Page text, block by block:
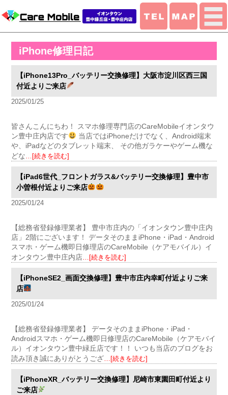
iPhone修理日記
【iPhone13Pro_バッテリー交換修理】大阪市淀川区西三国
付近よりご来店
2025/01/25
皆さんこんにちわ！ スマホ修理専門店のCareMobileイオンタウ
ン豊中庄内店です
当店ではiPhoneだけでなく、Android端末
や、iPadなどのタブレット端末、 その他ガラケーやゲーム機な
どな…[続きを読む]
【iPad6世代_フロントガラス&バッテリー交換修理】豊中市
小曽根付近よりご来店
2025/01/24
【総務省登録修理業者】 豊中市庄内の「イオンタウン豊中庄内
店」2階にございます！ データそのままiPhone・iPad・Android
スマホ・ゲーム機即日修理店のCareMobile（ケアモバイル）イ
オンタウン豊中庄内店…[続きを読む]
【iPhoneSE2_画面交換修理】豊中市庄内幸町付近よりご来
店
2025/01/24
【総務省登録修理業者】 データそのままiPhone・iPad・
Androidスマホ・ゲーム機即日修理店のCareMobile（ケアモバイ
ル）イオンタウン豊中緑丘店です！！ いつも当店のブログをお
読み頂き誠にありがとうござ…[続きを読む]
【iPhoneXR_バッテリー交換修理】尼崎市東園田町付近より
ご来店